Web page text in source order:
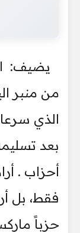
يضيف:
من منبر
الذي
بعد
أحزاب .
فقط، بل
حزباً